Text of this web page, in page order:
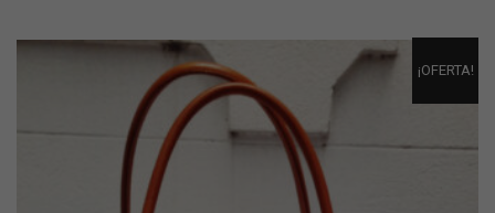
¡OFERTA!